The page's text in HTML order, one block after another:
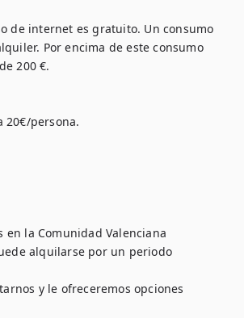
de internet es gratuito. Un consumo
Por encima de este consumo
200 €.
20€/persona.
la Comunidad Valenciana
alquilarse por un periodo
y le ofreceremos opciones